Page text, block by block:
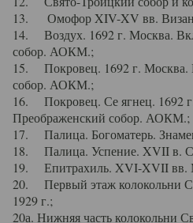
13. Омофор XIV-XV вв.
14. Воздух. 1692 г. Москва.
собор. АОКМ.;
15. Покровец. 1692 г. Москва.
собор. АОКМ.;
16. Покровец. Се ягнец. 1692
Преображенский собор. АОКМ.;
17. Палица. Богоматерь.
18. Палица. Успение. XVII в.
19. Епитрахиль. XVI-XVII
20. Первый этаж колокольни
1929 г.;
20а. Нижняя часть колокольни